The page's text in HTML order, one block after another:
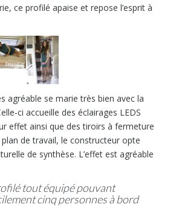
ce profilé apaise et repose l’esprit à
agréable se marie très bien avec la
ci accueille des éclairages LEDS
effet ainsi que des tiroirs à fermeture
de travail, le constructeur opte
de synthèse. L’effet est agréable
tout équipé pouvant
cinq personnes à bord